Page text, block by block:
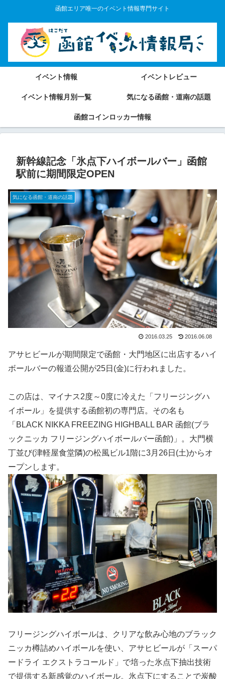
函館エリア唯一のイベント情報専門サイト
イベント情報 イベントレビュー
イベント情報月別一覧 気になる函館・道南の話題
函館コインロッカー情報
新幹線記念「氷点下ハイボールバー」函館
駅前に期間限定OPEN
気になる函館・道南の話題
2016.03.25 2016.06.08
アサヒビールが期間限定で函館・大門地区に出店するハイ
ボールバーの報道公開が25日(金)に行われました。
この店は、マイナス2度～0度に冷えた「フリージングハ
イボール」を提供する函館初の専門店。その名も
「BLACK NIKKA FREEZING HIGHBALL BAR 函館(ブラ
ックニッカ フリージングハイボールバー函館)」。大門横
丁並び(津軽屋食堂隣)の松風ビル1階に3月26日(土)からオ
ープンします。
フリージングハイボールは、クリアな飲み心地のブラック
ニッカ樽詰めハイボールを使い、アサヒビールが「スーパ
ードライ エクストラコールド」で培った氷点下抽出技術
で提供する新感覚のハイボール。氷点下にすることで炭酸